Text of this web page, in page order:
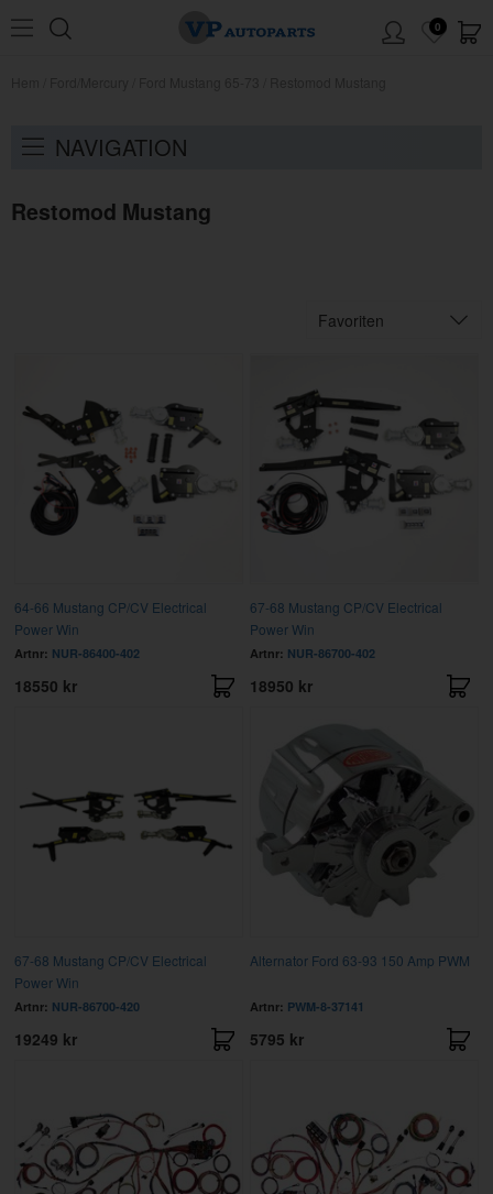
0
NAVIGATION
Restomod Mustang
Favoriten
64-66 Mustang CP/CV Electrical
Power Win
Artnr: NUR-86400-402
18550 kr
67-68 Mustang CP/CV Electrical
Power Win
Artnr: NUR-86700-402
18950 kr
67-68 Mustang CP/CV Electrical
Power Win
Artnr: NUR-86700-420
19249 kr
Alternator Ford 63-93 150 Amp PWM
Artnr: PWM-8-37141
5795 kr